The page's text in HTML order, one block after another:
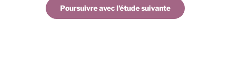
Poursuivre avec l’étude suivante